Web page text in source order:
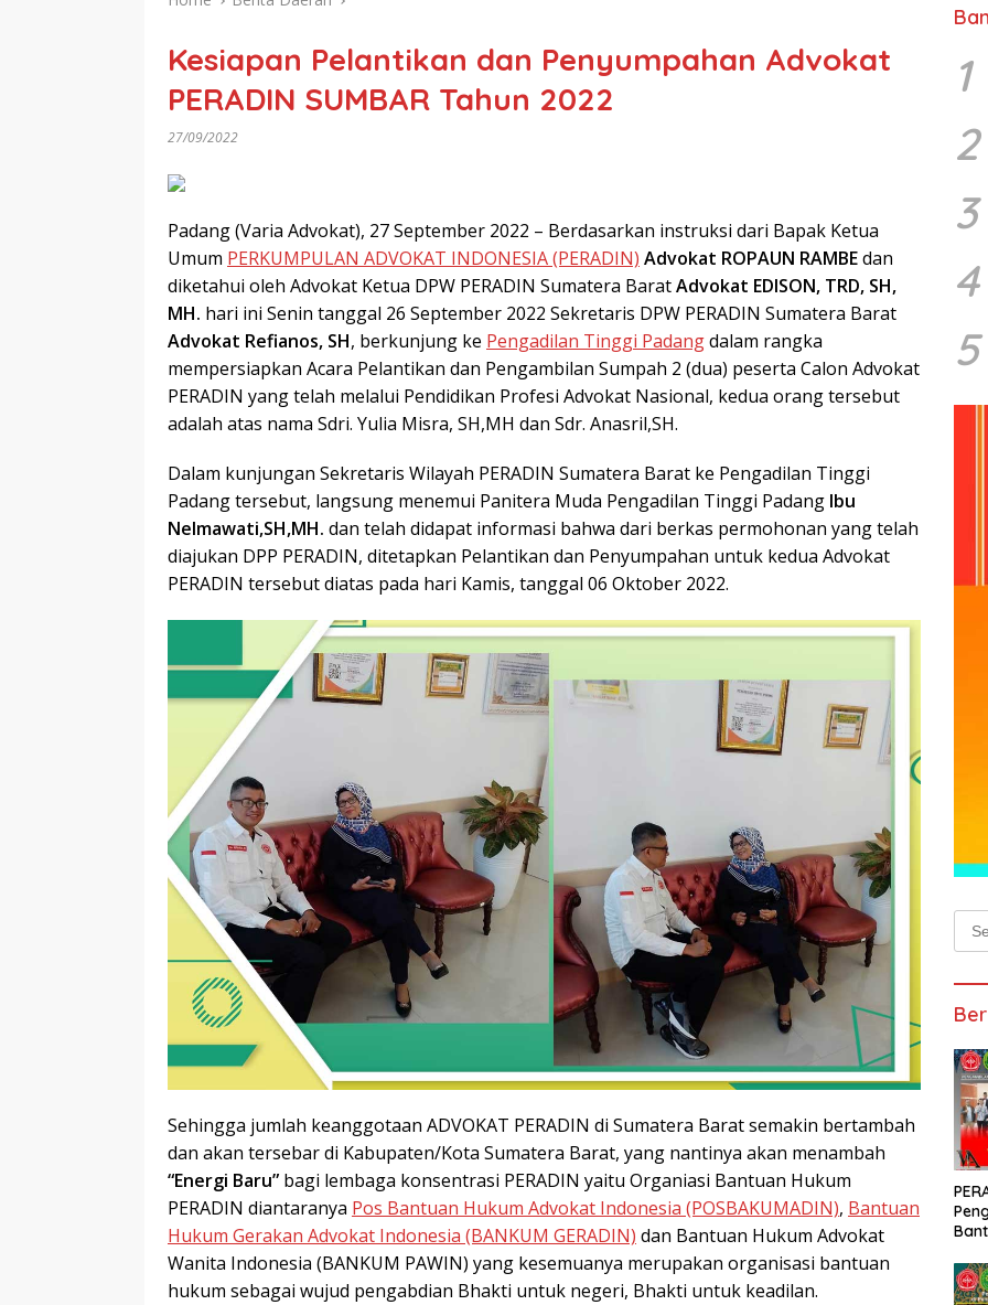
Kesiapan Pelantikan dan Penyumpahan Advokat
PERADIN SUMBAR Tahun 2022
27/09/2022
Padang (Varia Advokat), 27 September 2022 – Berdasarkan instruksi dari Bapak Ketua
Umum PERKUMPULAN ADVOKAT INDONESIA (PERADIN) Advokat ROPAUN RAMBEdan
diketahui oleh Advokat Ketua DPW PERADIN Sumatera BaratAdvokat EDISON, TRD, SH,
MH. hari ini Senin tanggal 26 September 2022 Sekretaris DPW PERADIN Sumatera Barat
Advokat Refianos, SH, berkunjung ke Pengadilan Tinggi Padangdalam rangka
mempersiapkan Acara Pelantikan dan Pengambilan Sumpah 2 (dua) peserta Calon Advokat
PERADIN yang telah melalui Pendidikan Profesi Advokat Nasional, kedua orang tersebut
adalah atas nama Sdri. Yulia Misra, SH,MH dan Sdr. Anasril,SH.
Dalam kunjungan Sekretaris Wilayah PERADIN Sumatera Barat ke Pengadilan Tinggi
Padang tersebut, langsung menemui Panitera Muda Pengadilan Tinggi Padang Ibu
Nelmawati,SH,MH. dan telah didapat informasi bahwa dari berkas permohonan yang telah
diajukan DPP PERADIN, ditetapkan Pelantikan dan Penyumpahan untuk kedua Advokat
PERADIN tersebut diatas pada hari Kamis, tanggal 06 Oktober 2022.
Sehingga jumlah keanggotaan ADVOKAT PERADIN di Sumatera Barat semakin bertambah
dan akan tersebar di Kabupaten/Kota Sumatera Barat, yang nantinya akan menambah
“Energi Baru” bagi lembaga konsentrasi PERADIN yaitu Organiasi Bantuan Hukum
PERADIN diantaranya Pos Bantuan Hukum Advokat Indonesia (POSBAKUMADIN), Bantuan
Hukum Gerakan Advokat Indonesia (BANKUM GERADIN) dan Bantuan Hukum Advokat
Wanita Indonesia (BANKUM PAWIN) yang kesemuanya merupakan organisasi bantuan
hukum sebagai wujud pengabdian Bhakti untuk negeri, Bhakti untuk keadilan.
1
2
3
4
5
/